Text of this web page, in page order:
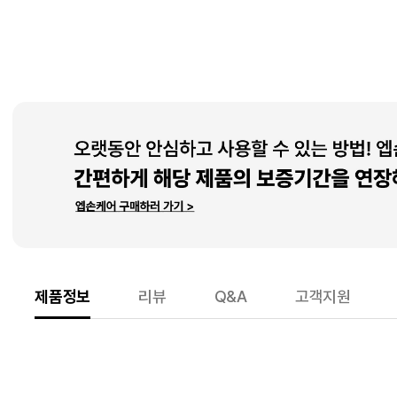
제품정보 리뷰 Q&A 고객지원